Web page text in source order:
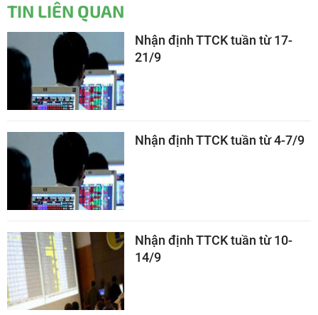
TIN LIÊN QUAN
Nhận định TTCK tuần từ 17-
21/9
Nhận định TTCK tuần từ 4-7/9
Nhận định TTCK tuần từ 10-
14/9